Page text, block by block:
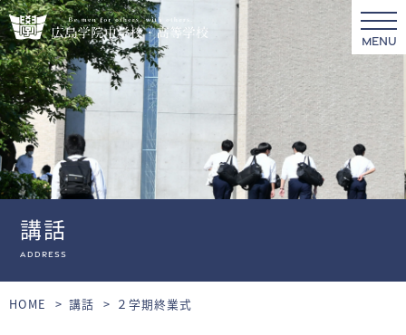
MENU
講話
Address
HOME 講話 ２学期終業式